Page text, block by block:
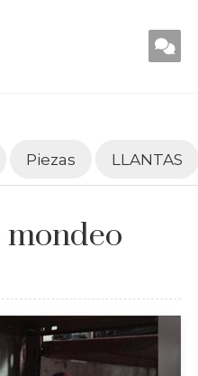
Piezas LLANTAS